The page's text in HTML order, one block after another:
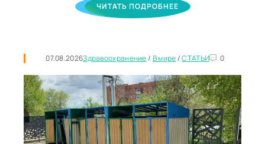
ЧИТАТЬ ПОДРОБНЕЕ
07.08.2026Здравоохранение/ В мире/СТАТЬИ 0